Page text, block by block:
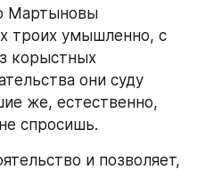
Мартыновы
троих умышленно, с
корыстных
они суду
же, естественно,
спросишь.
и позволяет,